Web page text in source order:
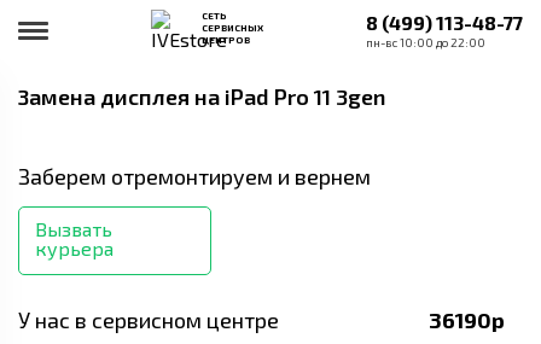
СЕТЬ
СЕРВИСНЫХ
ЦЕНТРОВ
8 (499) 113-48-77
пн-вс 10:00 до 22:00
Замена дисплея на iPad Pro 11 3gen
Заберем отремонтируем и вернем
Вызвать
курьера
У нас в сервисном центре 36190р